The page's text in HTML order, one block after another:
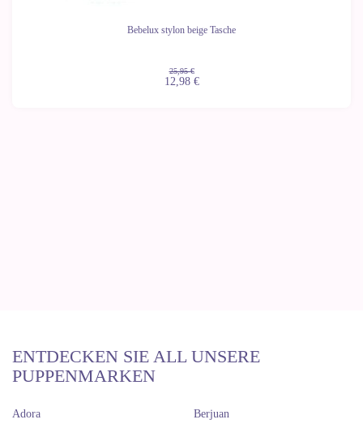
Bebelux stylon beige Tasche
25,95 €
12,98 €
ENTDECKEN SIE ALL UNSERE
PUPPENMARKEN
Adora
Berjuan